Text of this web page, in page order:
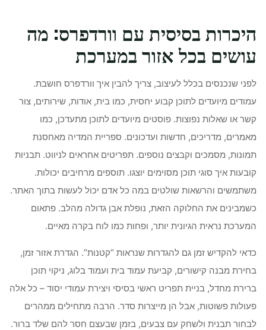
היכרות בסיסית עם וורדפרס: מה
עושים בכל אזור במערכת
לפני שנכנסים בכלל לעיצוב, צריך להבין איך וורדפרס חושבת.
עמודים מיועדים לתוכן קבוע יחסית, כמו בית, אודות, שירותים, צור
קשר או שאלות נפוצות. פוסטים מיועדים לתוכן מתעדכן, כמו
מאמרים, מדריכים, חדשות ועדכונים. ספריית המדיה מאחסנת
תמונות, מסמכים וקבצים נוספים. תפריטים אחראים לניווט. תבניות
קובעות איך סוגי תוכן מסוימים יוצגו. תוספים מרחיבים יכולות.
משתמשים והרשאות שולטים במה כל אדם יכול לעשות בתוך האתר.
כשמבינים את החלוקה הזאת, נופלת אבן גדולה מהלב. פתאום
המערכת נראית הגיונית יותר, ופחות כמו לוח בקרה מאיים.
כדאי להקדיש זמן גם להגדרות שנראות “קטנות”. הגדרת אזור זמן,
בחירת מבנה קישורים, קביעת עמוד בית ועמוד בלוג, ניקוי תוכן
ברירת מחדל, בניית תפריט ראשי בסיסי ויצירת עמודי יסוד – כל אלה
פעולות פשוטות, אבל הן מייצרות סדר. הרבה מתחילים ממהרים
לבחור תבנית ולשחק עם צבעים, בזמן שבעצם חסר להם שלד ברור.